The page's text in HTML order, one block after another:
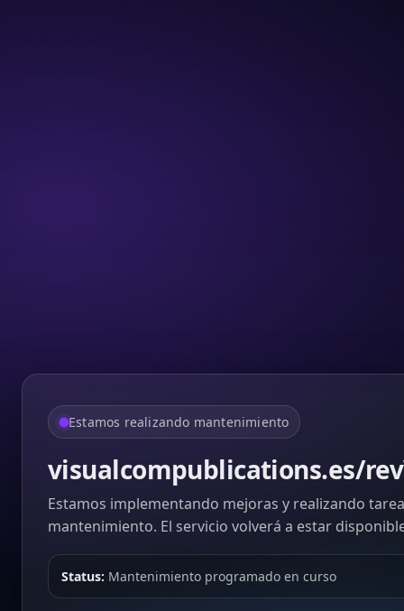
Estamos realizando mantenimiento
visualcompublications.es/
Estamos implementando mejoras y realizando
mantenimiento. El servicio volverá a estar
Status: Mantenimiento programado en curso